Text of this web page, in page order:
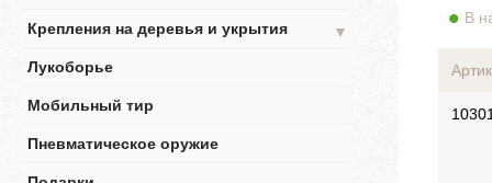
Крепления на деревья и укрытия
▼
Лукоборье
Мобильный тир
Пневматическое оружие
В